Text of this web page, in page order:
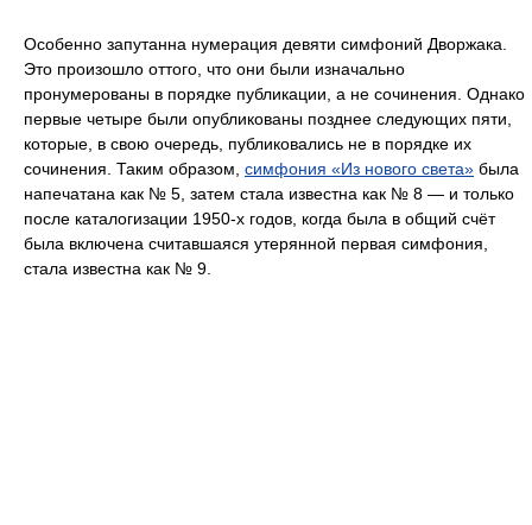
Особенно запутанна нумерация девяти симфоний Дворжака.
Это произошло оттого, что они были изначально
пронумерованы в порядке публикации, а не сочинения. Однако
первые четыре были опубликованы позднее следующих пяти,
которые, в свою очередь, публиковались не в порядке их
сочинения. Таким образом, симфония «Из нового света» была
напечатана как № 5, затем стала известна как № 8 — и только
после каталогизации 1950-х годов, когда была в общий счёт
была включена считавшаяся утерянной первая симфония,
стала известна как № 9.